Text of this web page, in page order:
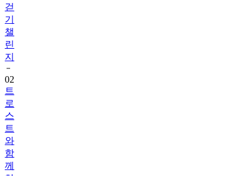
챌
린
지
02
트
로
스
트
와
함
께
하
는